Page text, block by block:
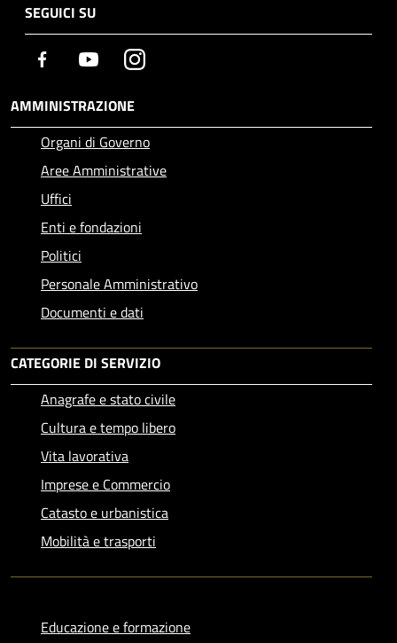
SEGUICI SU
Facebook YoutubeInstagram
AMMINISTRAZIONE
Organi di Governo
Aree Amministrative
Uffici
Enti e fondazioni
Politici
Personale Amministrativo
Documenti e dati
CATEGORIE DI SERVIZIO
Anagrafe e stato civile
Cultura e tempo libero
Vita lavorativa
Imprese e Commercio
Catasto e urbanistica
Mobilità e trasporti
Educazione e formazione